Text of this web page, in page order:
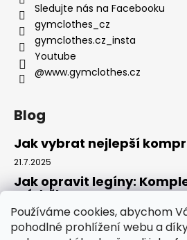
Používáme cookies, abychom
pohodlné prohlížení webu a
Sledujte nás na Facebooku
gymclothes_cz
gymclothes.cz_insta
Youtube
@www.gymclothes.cz
Blog
Jak vybrat nejlepší
21.7.2025
Jak opravit legíny:
a údržbu
14.7.2025
Kde koupit legíny: